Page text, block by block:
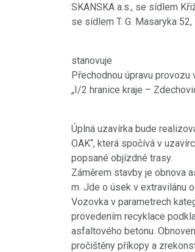
SKANSKA a.s., se sídlem
se sídlem T. G. Masaryka
stanovuje
Přechodnou úpravu
„I/2 hranice kraje –
Úplná uzavírka bude
OAK“, která spočívá v
popsané objízdné trasy.
Záměrem stavby je obnova
m. Jde o úsek v extravilánu
Vozovka v parametrech
provedením recyklace
asfaltového betonu.
pročištěny příkopy a